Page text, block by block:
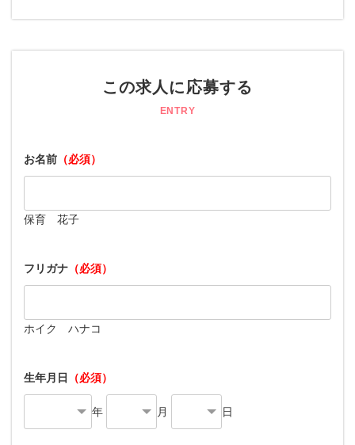
この求人に応募する
ENTRY
お名前 （必須）
保育 花子
フリガナ （必須）
ホイク ハナコ
生年月日 （必須）
年 月 日